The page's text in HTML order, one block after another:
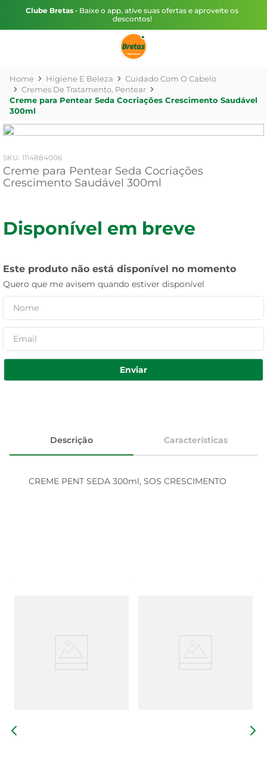
Clube Bretas • Baixe o app, ative suas ofertas e aproveite os
descontos!
Higiene E Beleza
Cuidado Com O Cabelo
Cremes De Tratamento, Pentear
Creme para Pentear Seda Cocriações Crescimento Saudável
300ml
: 1114884006
Creme para Pentear Seda Cocriações
Crescimento Saudável 300ml
Disponível em breve
Este produto não está disponível no momento
Quero que me avisem quando estiver disponível
Enviar
Descrição Características
CREME PENT SEDA 300ml, SOS CRESCIMENTO